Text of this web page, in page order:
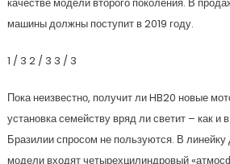
машины должны поступит в 2019 году.
1 / 3 2/ 3 3 / 3
Пока неизвестно, получит ли HB20 новые
установка семейству вряд ли светит – как и
Бразилии спросом не пользуются. В
модели входят четырехцилиндровый